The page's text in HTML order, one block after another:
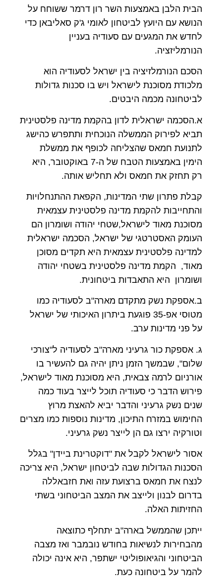
הבית הלבן באמצעות השר רון דרמר ששוחח על
הנושא עם היועץ לביטחון לאומי ג'ק סאליבאן כדי
לחדש את המגעים עם סעודיה בעניין
הנורמליזציה.
הסכם הנורמלזיציה בין ישראל לסעודיה הוא
מלכודת מסוכנת לישראל ויש בו סכנות גדולות
לביטחונה מכמה היבטים.
א.הסכמה ישראלית לדון בהקמת מדינה פלסטינית
תביא לפירוק הממשלה הנוכחית ותתפרש כהישג
לתנועת חמאס שהצליחה לכופף את ממשלת
הימין באמצעות הטבח של ה-7 באוקטובר, היא
רק תחזק את חמאס ולא תחליש אותה.
קבלת פתרון שתי המדינות, הקפאת ההתנחלויות
והתחייבות להקמת מדינה פלסטינית עצמאית
מסוכנת מאוד לישראל,שטחי יהודה ושומרון הם
העומק האסטרטגי של ישראל, הסכמה ישראלית
למדינה פלסטינית עצמאית היא תקדים מסוכן
מאוד, הקמת מדינה פלסטינית בשטחי יהודה
ושומרון היא התאבדות ביטחונית.
ב.אספקת נשק מתקדם מארה"ב לסעודיה כמו
מטוסי אפ-35 פוגעת ביתרון האיכותי של ישראל
על פני מדינות ערב.
ג. אספקת כור גרעיני מארה"ב לסעודיה ל"צורכי
שלום", שבמשך הזמן ניתן יהיה גם להעשיר בו
אורניום לרמה צבאית, היא מסוכנת מאוד לישראל,
פירוש הדבר כי סעודיה תוכל לייצר בעוד כמה
שנים נשק גרעיני והדבר יביא להאצת מרוץ
החימוש במזרח התיכון, מדינות נוספות כמו מצרים
וטורקיה ירצו גם הן לייצר נשק גרעיני.
אסור לישראל לקבל את "דוקטרינת ביידן" בגלל
הסכנות הגדולות שבה לביטחון ישראל, היא צריכה
לנצח את חמאס ברצועת עזה ואת חזבאללה
בדרום לבנון ולייצב את המצב הביטחוני בשתי
החזיתות האלה.
ייתכן שהממשל בארה"ב יתחלף כתוצאה
מהבחירות לנשיאות בחודש נובמבר ואז מצבה
הביטחוני והגיאופוליטי ישתפר, היא אינה יכולה
להמר על ביטחונה כעת.